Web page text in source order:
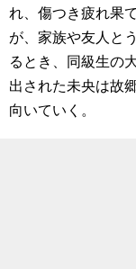
れ、傷つき疲れ果
が、家族や友人と
るとき、同級生の
出された未央は故
向いていく。